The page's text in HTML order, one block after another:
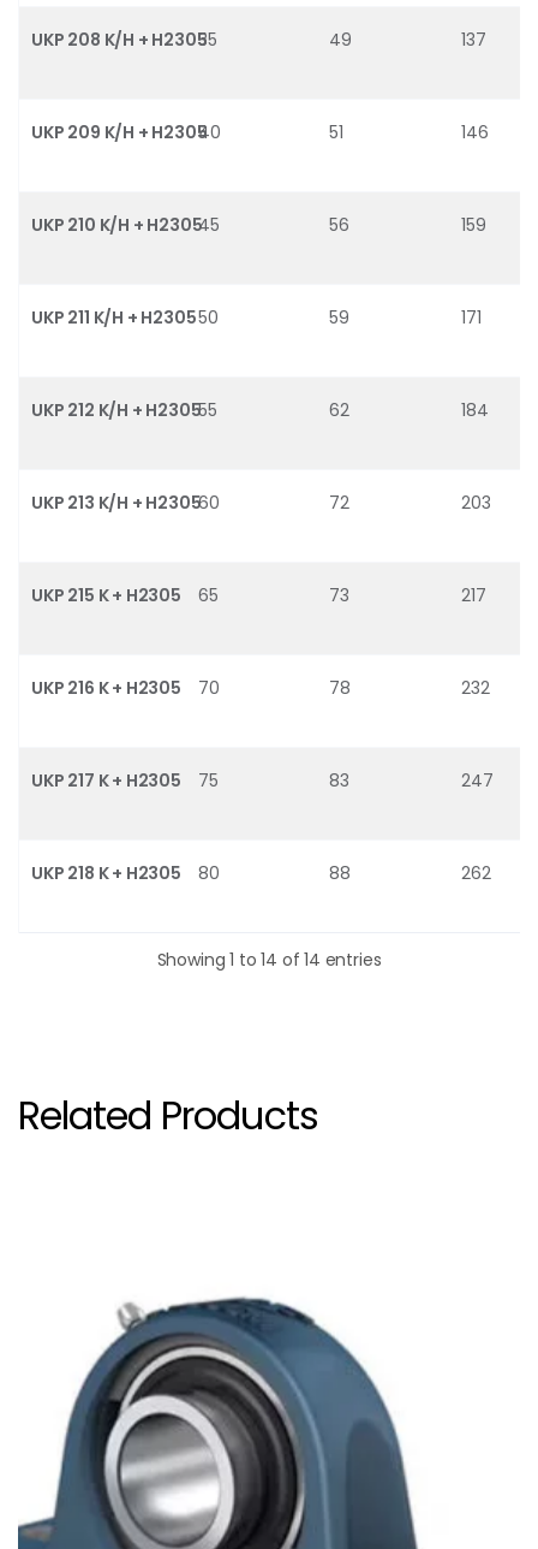
UKP 208 K/H + H230535 49 137
UKP 209 K/H + H230540 51 146
UKP 210 K/H + H230545 56 159
UKP 211 K/H + H230550 59 171
UKP 212 K/H + H230555 62 184
UKP 213 K/H + H230560 72 203
UKP 215 K + H2305 65 73 217
UKP 216 K + H2305 70 78 232
UKP 217 K + H2305 75 83 247
UKP 218 K + H2305 80 88 262
Showing 1 to 14 of 14 entries
Related Products